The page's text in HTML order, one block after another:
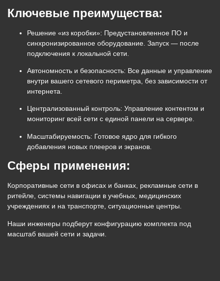
Ключевые преимущества:
Решение «из коробки»: Предустановленное ПО и
синхронизированное оборудование. Запуск — после
подключения к локальной сети.
Автономность и безопасность: Все данные и управление
внутри вашего сетевого периметра, без зависимости от
интернета.
Централизованный контроль: Управление контентом и
мониторинг всей сети с единой панели на сервере.
Масштабируемость: Готовое ядро для гибкого
добавления новых плееров и экранов.
Сферы применения:
Корпоративные сети в офисах и банках, рекламные сети в
ритейле, системы навигации в учебных, медицинских
учреждениях и на транспорте, ситуационные центры.
Наши инженеры подберут конфигурацию комплекта под
масштаб вашей сети и задачи.